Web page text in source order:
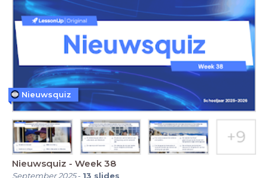
Nieuwsquiz - Week 38
September 2025- 13 slides
Nieuwsquiz